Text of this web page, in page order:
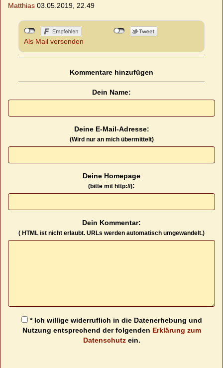
Matthias 03.05.2019, 22.49
Als Mail versenden
Kommentare hinzufügen
Dein Name:
Deine E-Mail-Adresse:
(Wird nur an mich übermittelt)
Deine Homepage
(bitte mit http://):
Dein Kommentar:
( HTML ist nicht erlaubt. URLs werden automatisch umgewandelt.)
* Ich willige widerruflich in die Datenerhebung und
Nutzung entsprechend der folgenden Erklärung zum
Datenschutzein.